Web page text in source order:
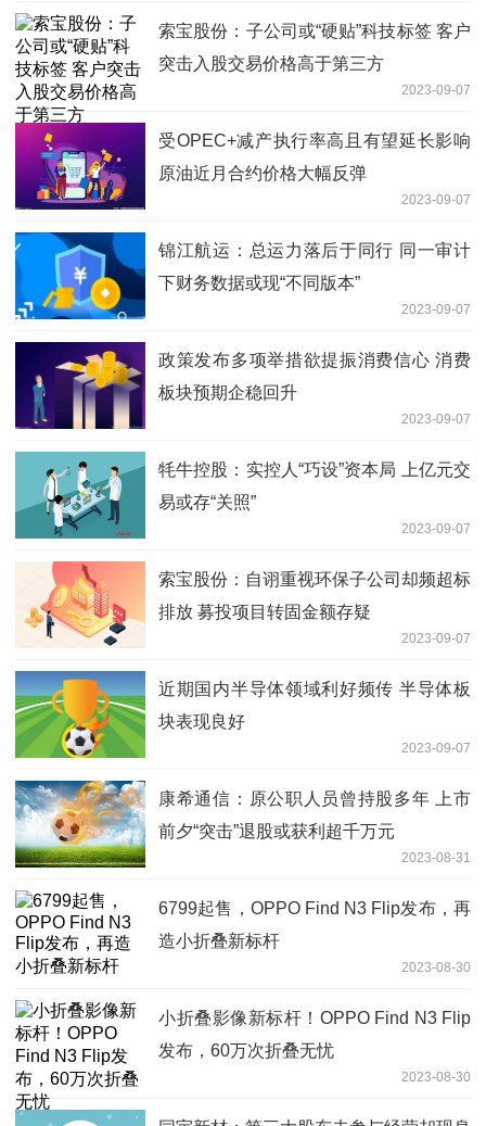
索宝股份：子公司或“硬贴”科技标签 客户
突击入股交易价格高于第三方
2023-09-07
受OPEC+减产执行率高且有望延长影响
原油近月合约价格大幅反弹
2023-09-07
锦江航运：总运力落后于同行 同一审计
下财务数据或现“不同版本”
2023-09-07
政策发布多项举措欲提振消费信心 消费
板块预期企稳回升
2023-09-07
牦牛控股：实控人“巧设”资本局 上亿元交
易或存“关照”
2023-09-07
索宝股份：自诩重视环保子公司却频超标
排放 募投项目转固金额存疑
2023-09-07
近期国内半导体领域利好频传 半导体板
块表现良好
2023-09-07
康希通信：原公职人员曾持股多年 上市
前夕“突击”退股或获利超千万元
2023-08-31
6799起售，OPPO Find N3 Flip发布，再
造小折叠新标杆
2023-08-30
小折叠影像新标杆！OPPO Find N3 Flip
发布，60万次折叠无忧
2023-08-30